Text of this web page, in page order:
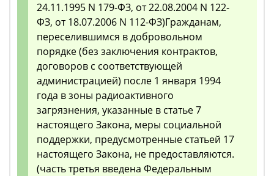
24.11.1995 N 179-ФЗ, от 22.08.2004 N 122-
ФЗ, от 18.07.2006 N 112-ФЗ)Гражданам,
переселившимся в добровольном
порядке (без заключения контрактов,
договоров с соответствующей
администрацией) после 1 января 1994
года в зоны радиоактивного
загрязнения, указанные в статье 7
настоящего Закона, меры социальной
поддержки, предусмотренные статьей 17
настоящего Закона, не предоставляются.
(часть третья введена Федеральным